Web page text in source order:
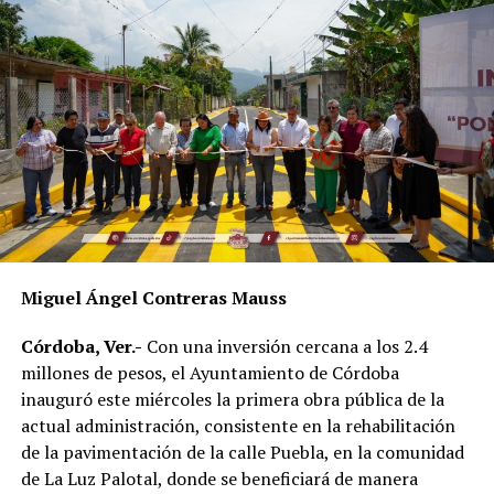
compromiso de servir a la población.
Como parte del fortalecimiento institucional, el
Ayuntamiento también informó que recientemente
fueron incorporadas nuevas unidades vehiculares para
ampliar la capacidad operativa de la corporación. Dos de
esos vehículos fueron asignados a la Policía de
Proximidad de Género, área encargada de atender casos
de violencia contra las mujeres y otros grupos en
situación de vulnerabilidad.
En el acto participaron integrantes del Cabildo, mandos
Pública Municipal, quienes presenciaron la entrega del
nuevo equipamiento.
Con estas acciones, el gobierno municipal busca
fortalecer la capacidad de respuesta de las
corporaciones de seguridad y mejorar las condiciones en
Miguel Ángel Contreras Mauss
Córdoba, Ver.- Con una inversión cercana a los 2.4
millones de pesos, el Ayuntamiento de Córdoba
inauguró este miércoles la primera obra pública de la
actual administración, consistente en la rehabilitación
de la pavimentación de la calle Puebla, en la comunidad
de La Luz Palotal, donde se beneficiará de manera